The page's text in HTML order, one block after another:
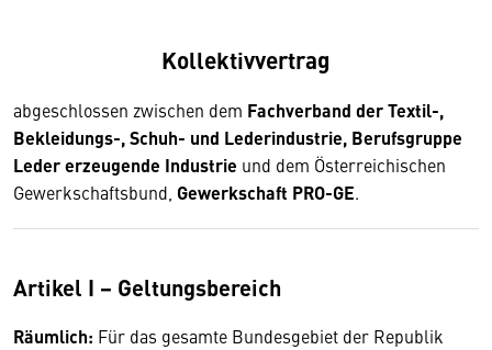
Kollektivvertrag
abgeschlossen zwischen dem Fachverband der Textil-,
Bekleidungs-, Schuh- und Lederindustrie, Berufsgruppe
Leder erzeugende Industrie und dem Österreichischen
Gewerkschaftsbund, Gewerkschaft PRO-GE.
Artikel I − Geltungsbereich
Räumlich: Für das gesamte Bundesgebiet der Republik